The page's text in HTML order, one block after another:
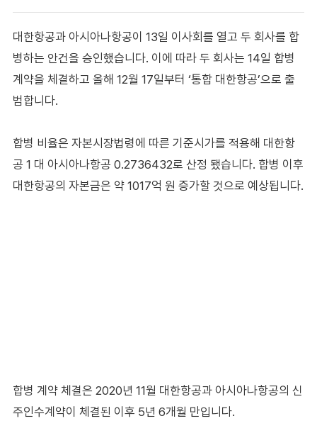
대한항공과 아시아나항공이 13일 이사회를 열고 두 회사를 합
병하는 안건을 승인했습니다. 이에 따라 두 회사는 14일 합병
계약을 체결하고 올해 12월 17일부터 ‘통합 대한항공’으로 출
범합니다.
합병 비율은 자본시장법령에 따른 기준시가를 적용해 대한항
공 1 대 아시아나항공 0.2736432로 산정 됐습니다. 합병 이후
대한항공의 자본금은 약 1017억 원 증가할 것으로 예상됩니다.
합병 계약 체결은 2020년 11월 대한항공과 아시아나항공의 신
주인수계약이 체결된 이후 5년 6개월 만입니다.